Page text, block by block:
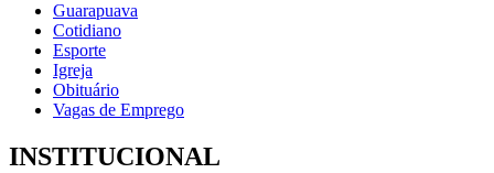
Guarapuava
Cotidiano
Esporte
Igreja
Obituário
Vagas de Emprego
INSTITUCIONAL